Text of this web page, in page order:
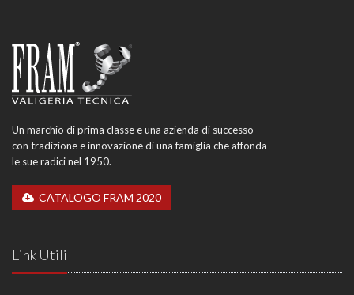
Un marchio di prima classe e una azienda di successo
con tradizione e innovazione di una famiglia che affonda
le sue radici nel 1950.
CATALOGO FRAM 2020
Link Utili